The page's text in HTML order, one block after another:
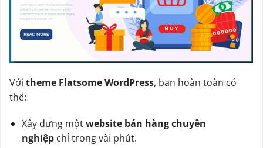
Với theme Flatsome WordPress, bạn hoàn toàn có
thể:
Xây dựng mộtwebsite bán hàng chuyên
nghiệpchỉ trong vài phút.